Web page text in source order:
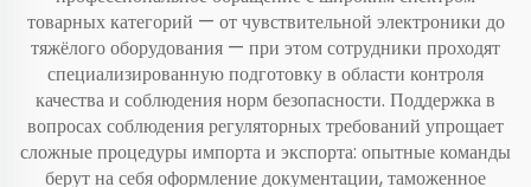
товарных категорий — от чувствительной электроники до
тяжёлого оборудования — при этом сотрудники проходят
специализированную подготовку в области контроля
качества и соблюдения норм безопасности. Поддержка в
вопросах соблюдения регуляторных требований упрощает
сложные процедуры импорта и экспорта: опытные команды
берут на себя оформление документации, таможенное